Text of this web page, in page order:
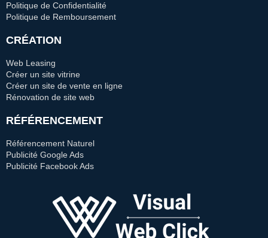
Politique de Confidentialité
Politique de Remboursement
CRÉATION
Web Leasing
Créer un site vitrine
Créer un site de vente en ligne
Rénovation de site web
RÉFÉRENCEMENT
Référencement Naturel
Publicité Google Ads
Publicité Facebook Ads